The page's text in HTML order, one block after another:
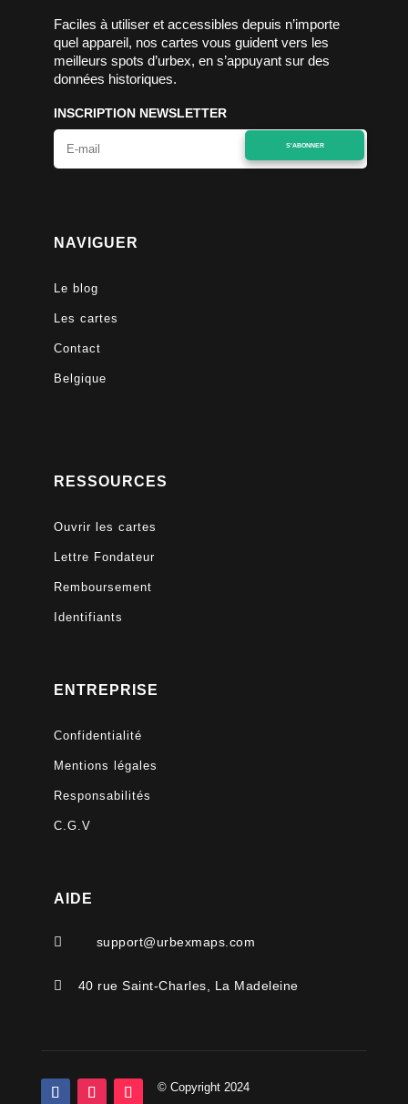
Faciles à utiliser et accessibles depuis n’importe
quel appareil, nos cartes vous guident vers les
meilleurs spots d’urbex, en s’appuyant sur des
données historiques.
INSCRIPTION NEWSLETTER
S'ABONNER
NAVIGUER
Le blog
Les cartes
Contact
Belgique
RESSOURCES
Ouvrir les cartes
Lettre Fondateur
Remboursement
Identifiants
ENTREPRISE
Confidentialité
Mentions légales
Responsabilités
C.G.V
AIDE
 support@urbexmaps.com
 40 rue Saint-Charles, La Madeleine
© Copyright 2024